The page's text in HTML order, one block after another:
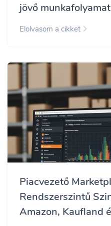
jövő
Elolvasom a cikket
Piacvezető
Rendszerszintű
Amazon, Kaufland